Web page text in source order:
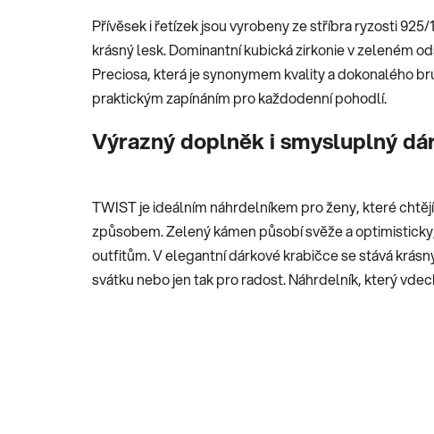
Přívěsek i řetízek jsou vyrobeny ze stříbra ryzosti
krásný lesk. Dominantní kubická zirkonie v zeleném
Preciosa, která je synonymem kvality a dokonalého
praktickým zapínáním pro každodenní pohodlí.
Výrazný doplněk i smysluplný
TWIST je ideálním náhrdelníkem pro ženy, které
způsobem. Zelený kámen působí svěže a
outfitům. V elegantní dárkové krabičce se stává
svátku nebo jen tak pro radost. Náhrdelník, který